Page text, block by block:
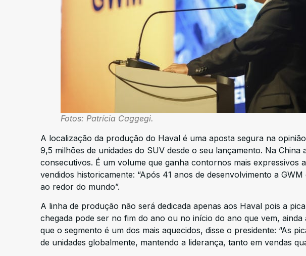
Fotos: Patrícia Caggegi.
A localização da produção do Haval é uma aposta segura na
9,5 milhões de unidades do SUV desde o seu lançamento. Na
consecutivos. É um volume que ganha contornos mais expressivos
vendidos historicamente: “Após 41 anos de desenvolvimento a
ao redor do mundo”.
A linha de produção não será dedicada apenas aos Haval pois a
chegada pode ser no fim do ano ou no início do ano que vem,
que o segmento é um dos mais aquecidos, disse o presidente: “As
de unidades globalmente, mantendo a liderança, tanto em vendas